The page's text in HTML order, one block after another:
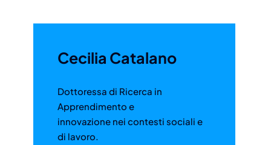
Cecilia Catalano
Dottoressa di Ricerca in
Apprendimento e
innovazione nei contesti sociali e
di lavoro.